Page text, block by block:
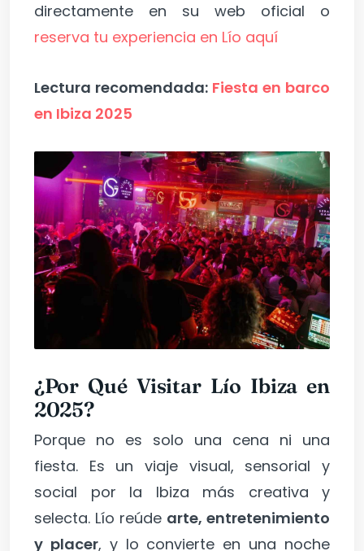
directamente en su web oficial o
reserva tu experiencia en Lío aquí
Lectura recomendada: Fiesta en barco
en Ibiza 2025
¿Por Qué Visitar Lío Ibiza en
2025?
Porque no es solo una cena ni una
fiesta. Es un viaje visual, sensorial y
social por la Ibiza más creativa y
selecta. Lío reúde arte, entretenimiento
y placer, y lo convierte en una noche